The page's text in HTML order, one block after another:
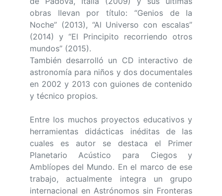
obras llevan por título: “Genios de la
Noche” (2013), “Al Universo con escalas”
(2014) y “El Principito recorriendo otros
mundos” (2015).
También desarrolló un CD interactivo de
astronomía para niños y dos documentales
en 2002 y 2013 con guiones de contenido
y técnico propios.
Entre los muchos proyectos educativos y
herramientas didácticas inéditas de las
cuales es autor se destaca el Primer
Planetario Acústico para Ciegos y
Amblíopes del Mundo. En el marco de ese
trabajo, actualmente integra un grupo
internacional en Astrónomos sin Fronteras